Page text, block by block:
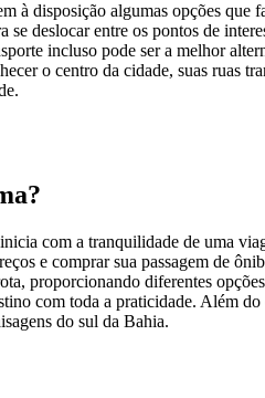
à disposição algumas opções
deslocar entre os pontos de
incluso pode ser a melhor
o centro da cidade, suas ruas
com a tranquilidade de uma
e comprar sua passagem de
proporcionando diferentes
com toda a praticidade. Além
do sul da Bahia.